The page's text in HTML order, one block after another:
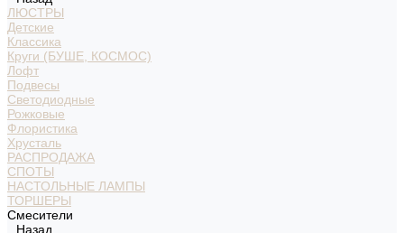
ЛЮСТРЫ
Детские
Классика
Круги (БУШЕ, КОСМОС)
Лофт
Подвесы
Светодиодные
Рожковые
Флористика
Хрусталь
РАСПРОДАЖА
СПОТЫ
НАСТОЛЬНЫЕ ЛАМПЫ
ТОРШЕРЫ
Смесители
Назад